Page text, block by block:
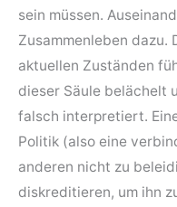
sein müssen.
Zusammenleben dazu.
aktuellen Zuständen
dieser Säule belächelt
falsch interpretiert.
Politik (also eine
anderen nicht zu
diskreditieren, um ihn